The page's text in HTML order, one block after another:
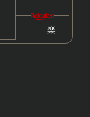
楽
で